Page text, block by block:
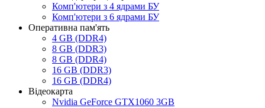
Комп'ютери з 4 ядрами БУ
Комп'ютери з 6 ядрами БУ
Оперативна пам'ять
4 GB (DDR4)
8 GB (DDR3)
8 GB (DDR4)
16 GB (DDR3)
16 GB (DDR4)
Відеокарта
Nvidia GeForce GTX1060 3GB